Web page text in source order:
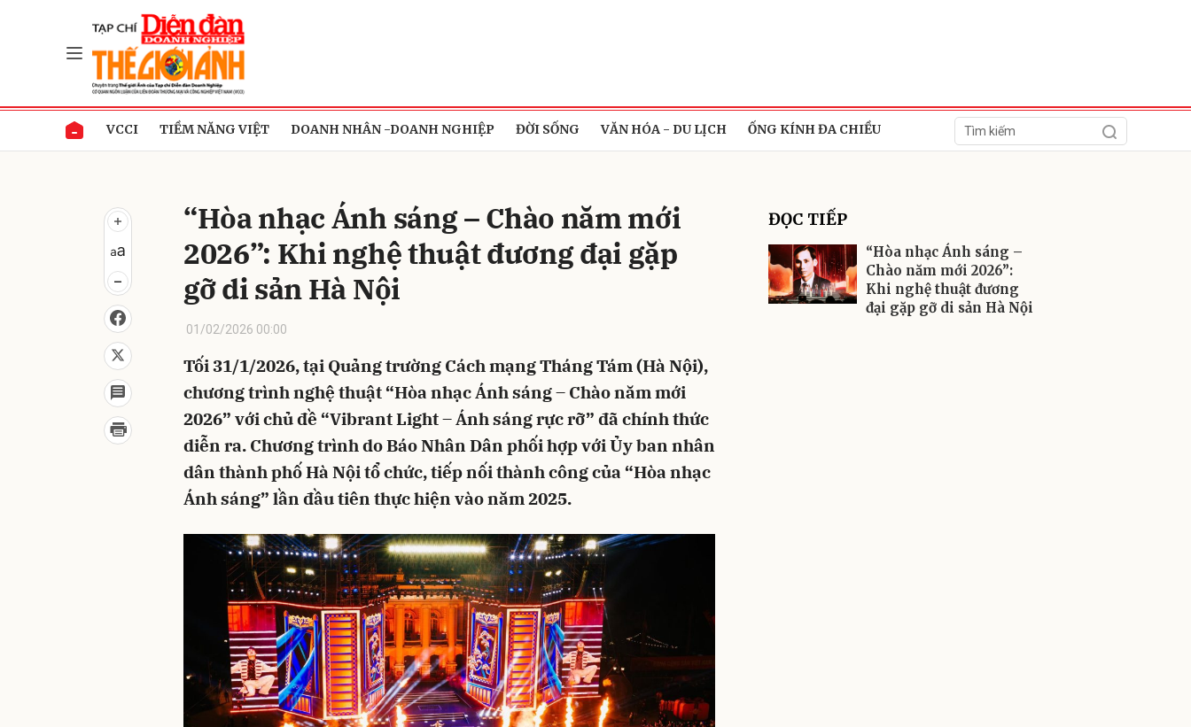
VCCI TIỀM NĂNG VIỆT DOANH NHÂN -DOANH NGHIỆP ĐỜI SỐNG VĂN HÓA - DU LỊCH ỐNG KÍNH ĐA CHIỀU
“Hòa nhạc Ánh sáng – Chào năm mới
2026”: Khi nghệ thuật đương đại gặp
gỡ di sản Hà Nội
01/02/2026 00:00
Tối 31/1/2026, tại Quảng trường Cách mạng Tháng Tám (Hà Nội),
chương trình nghệ thuật “Hòa nhạc Ánh sáng – Chào năm mới
2026” với chủ đề “Vibrant Light – Ánh sáng rực rỡ” đã chính thức
diễn ra. Chương trình do Báo Nhân Dân phối hợp với Ủy ban nhân
dân thành phố Hà Nội tổ chức, tiếp nối thành công của “Hòa nhạc
Ánh sáng” lần đầu tiên thực hiện vào năm 2025.
ĐỌC TIẾP
“Hòa nhạc Ánh sáng –
Chào năm mới 2026”:
Khi nghệ thuật đương
đại gặp gỡ di sản Hà Nội
Gửi